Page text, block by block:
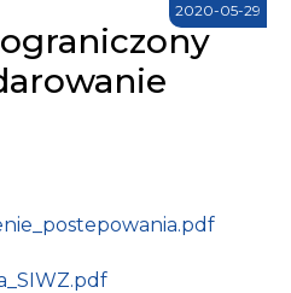
2020-05-29